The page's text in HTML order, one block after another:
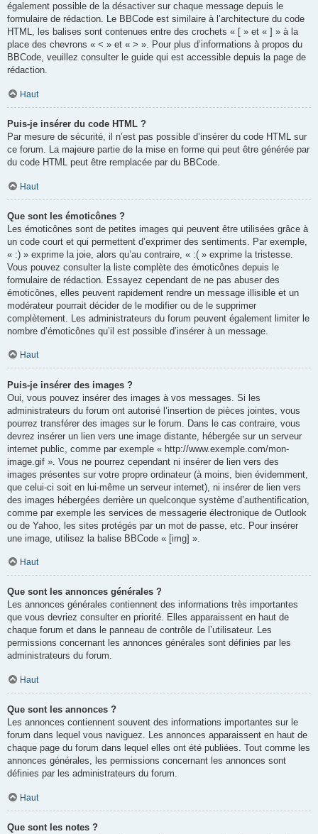
également possible de la désactiver sur chaque message depuis le
formulaire de rédaction. Le BBCode est similaire à l’architecture du code
HTML, les balises sont contenues entre des crochets « [ » et « ] » à la
place des chevrons « < » et « > ». Pour plus d’informations à propos du
BBCode, veuillez consulter le guide qui est accessible depuis la page de
rédaction.
Haut
Puis-je insérer du code HTML ?
Par mesure de sécurité, il n’est pas possible d’insérer du code HTML sur
ce forum. La majeure partie de la mise en forme qui peut être générée par
du code HTML peut être remplacée par du BBCode.
Haut
Que sont les émoticônes ?
Les émoticônes sont de petites images qui peuvent être utilisées grâce à
un code court et qui permettent d’exprimer des sentiments. Par exemple,
« :) » exprime la joie, alors qu’au contraire, « :( » exprime la tristesse.
Vous pouvez consulter la liste complète des émoticônes depuis le
formulaire de rédaction. Essayez cependant de ne pas abuser des
émoticônes, elles peuvent rapidement rendre un message illisible et un
modérateur pourrait décider de le modifier ou de le supprimer
complètement. Les administrateurs du forum peuvent également limiter le
nombre d’émoticônes qu’il est possible d’insérer à un message.
Haut
Puis-je insérer des images ?
Oui, vous pouvez insérer des images à vos messages. Si les
administrateurs du forum ont autorisé l’insertion de pièces jointes, vous
pourrez transférer des images sur le forum. Dans le cas contraire, vous
devrez insérer un lien vers une image distante, hébergée sur un serveur
internet public, comme par exemple « http://www.exemple.com/mon-
image.gif ». Vous ne pourrez cependant ni insérer de lien vers des
images présentes sur votre propre ordinateur (à moins, bien évidemment,
que celui-ci soit en lui-même un serveur internet), ni insérer de lien vers
des images hébergées derrière un quelconque système d’authentification,
comme par exemple les services de messagerie électronique de Outlook
ou de Yahoo, les sites protégés par un mot de passe, etc. Pour insérer
une image, utilisez la balise BBCode « [img] ».
Haut
Que sont les annonces générales ?
Les annonces générales contiennent des informations très importantes
que vous devriez consulter en priorité. Elles apparaissent en haut de
chaque forum et dans le panneau de contrôle de l’utilisateur. Les
permissions concernant les annonces générales sont définies par les
administrateurs du forum.
Haut
Que sont les annonces ?
Les annonces contiennent souvent des informations importantes sur le
forum dans lequel vous naviguez. Les annonces apparaissent en haut de
chaque page du forum dans lequel elles ont été publiées. Tout comme les
annonces générales, les permissions concernant les annonces sont
définies par les administrateurs du forum.
Haut
Que sont les notes ?